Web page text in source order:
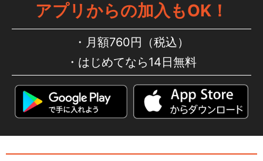
アプリからの加入もOK！
月額760円（税込）
はじめてなら14日無料